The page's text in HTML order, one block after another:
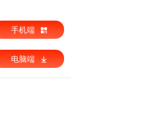
手机端
电脑端